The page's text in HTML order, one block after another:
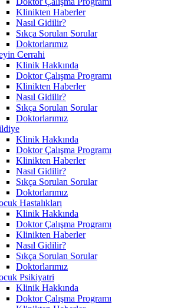
Klinikten Haberler
Nasıl Gidilir?
Sıkça Sorulan Sorular
Doktorlarımız
Cerrahi
Klinik Hakkında
Doktor Çalışma Programı
Klinikten Haberler
Nasıl Gidilir?
Sıkça Sorulan Sorular
Doktorlarımız
Klinik Hakkında
Doktor Çalışma Programı
Klinikten Haberler
Nasıl Gidilir?
Sıkça Sorulan Sorular
Doktorlarımız
Hastalıkları
Klinik Hakkında
Doktor Çalışma Programı
Klinikten Haberler
Nasıl Gidilir?
Sıkça Sorulan Sorular
Doktorlarımız
Psikiyatri
Klinik Hakkında
Doktor Çalışma Programı